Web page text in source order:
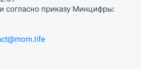
согласно приказу Минцифры: